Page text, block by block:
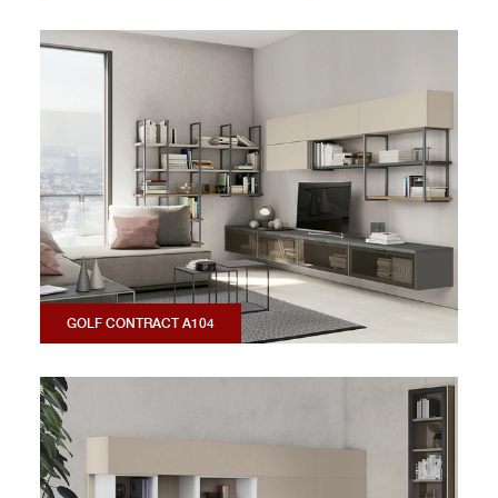
GOLF CONTRACT A104